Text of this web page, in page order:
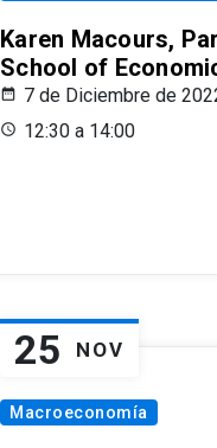
Karen Macours,
School of
7 de Diciembre de
12:30 a 14:00
25 NOV
Macroeconomía